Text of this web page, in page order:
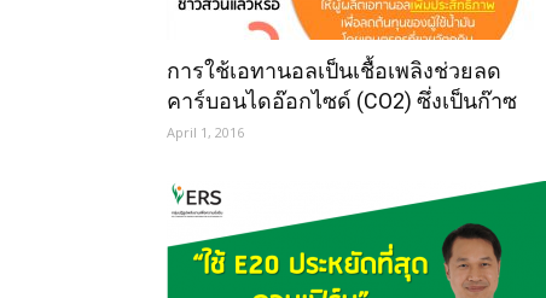
การใช้เอทานอลเป็นเชื้อเพลิงช่วยลด
คาร์บอนไดอ๊อกไซด์ (CO2) ซึ่งเป็นก๊าซ
เรือนกระจกตัวหลัก จึงถือว่าเป็นมิตรกับสิ่ง
CO2 ในการเติบโต ในภาพรวมการเผาไหม้
ด้วยเอทานอลจึงถือว่าไม่ปล่อย CO2 อย่าง
การเผาเชื้อเพลิงฟอสซิล นอกจากนี้...
April 1, 2016